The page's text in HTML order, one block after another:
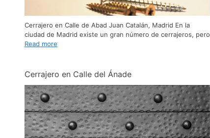
Cerrajero en Calle de Abad Juan Catalán, Madrid En la
ciudad de Madrid existe un gran número de cerrajeros, pero
Read more
Cerrajero en Calle del Ánade